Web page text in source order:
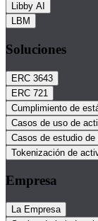
Libby AI
LBM
Soluciones
ERC 3643
ERC 721
Cumplimiento de
Casos de uso de
Casos de estudio de
Tokenización de
Empresa
La Empresa